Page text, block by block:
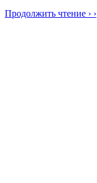
Продолжить чтение › ›